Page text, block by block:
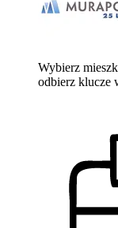
Wybierz
odbierz klucze